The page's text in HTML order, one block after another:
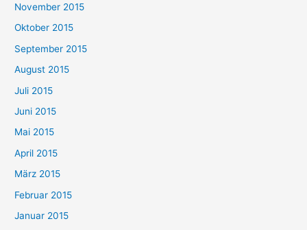
November 2015
Oktober 2015
September 2015
August 2015
Juli 2015
Juni 2015
Mai 2015
April 2015
März 2015
Februar 2015
Januar 2015